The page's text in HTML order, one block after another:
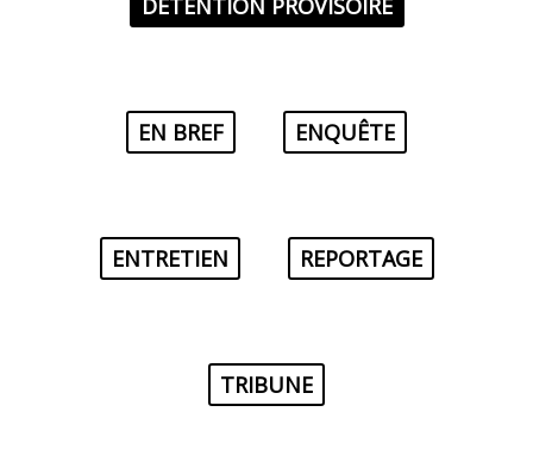
DÉTENTION PROVISOIRE
EN BREF ENQUÊTE
ENTRETIEN REPORTAGE
TRIBUNE